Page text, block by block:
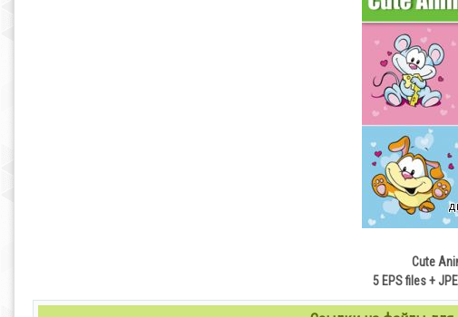
Cute
5 EPS files +